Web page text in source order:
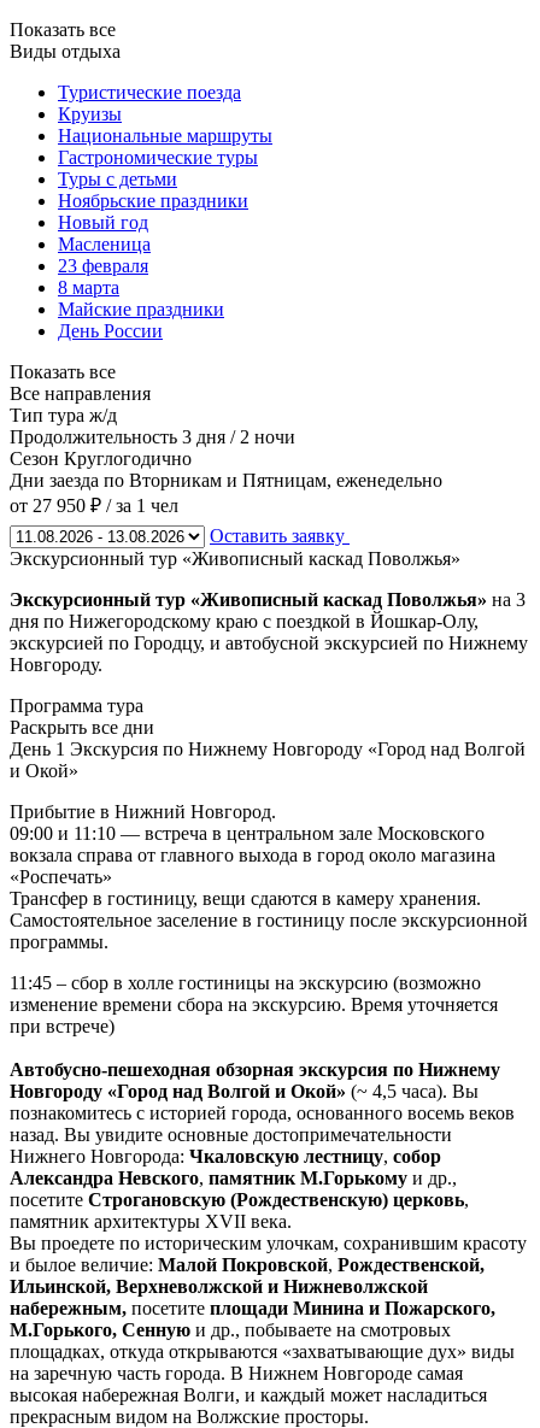
Показать все
Виды отдыха
Туристические поезда
Круизы
Национальные маршруты
Гастрономические туры
Туры с детьми
Ноябрьские праздники
Новый год
Масленица
23 февраля
8 марта
Майские праздники
День России
Показать все
Все направления
Тип тура ж/д
Продолжительность 3 дня / 2 ночи
Сезон Круглогодично
Дни заезда по Вторникам и Пятницам, еженедельно
от 27 950 ₽ / за 1 чел
Оставить заявку
Экскурсионный тур «Живописный каскад Поволжья»
Экскурсионный тур «Живописный каскад Поволжья» на 3
дня по Нижегородскому краю с поездкой в Йошкар-Олу,
экскурсией по Городцу, и автобусной экскурсией по Нижнему
Новгороду.
Программа тура
Раскрыть все дни
День 1 Экскурсия по Нижнему Новгороду «Город над Волгой
и Окой»
Прибытие в Нижний Новгород.
09:00 и 11:10 — встреча в центральном зале Московского
вокзала справа от главного выхода в город около магазина
«Роспечать»
Трансфер в гостиницу, вещи сдаются в камеру хранения.
Самостоятельное заселение в гостиницу после экскурсионной
программы.
11:45 – сбор в холле гостиницы на экскурсию (возможно
изменение времени сбора на экскурсию. Время уточняется
при встрече)
Автобусно-пешеходная обзорная экскурсия по Нижнему
Новгороду «Город над Волгой и Окой» (~ 4,5 часа). Вы
познакомитесь с историей города, основанного восемь веков
назад. Вы увидите основные достопримечательности
Нижнего Новгорода: Чкаловскую лестницу, собор
Александра Невского, памятник М.Горькому и др.,
посетите Строгановскую (Рождественскую) церковь,
памятник архитектуры ХVII века.
Вы проедете по историческим улочкам, сохранившим красоту
и былое величие: Малой Покровской, Рождественской,
Ильинской, Верхневолжской и Нижневолжской
набережным, посетите площади Минина и Пожарского,
М.Горького, Сенную и др., побываете на смотровых
площадках, откуда открываются «захватывающие дух» виды
на заречную часть города. В Нижнем Новгороде самая
высокая набережная Волги, и каждый может насладиться
прекрасным видом на Волжские просторы.